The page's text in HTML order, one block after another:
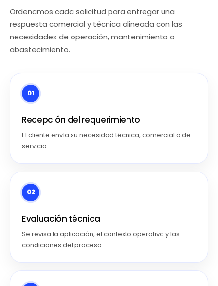
Ordenamos cada solicitud para entregar una
respuesta comercial y técnica alineada con las
necesidades de operación, mantenimiento o
abastecimiento.
01
Recepción del requerimiento
El cliente envía su necesidad técnica, comercial o de
servicio.
02
Evaluación técnica
Se revisa la aplicación, el contexto operativo y las
condiciones del proceso.